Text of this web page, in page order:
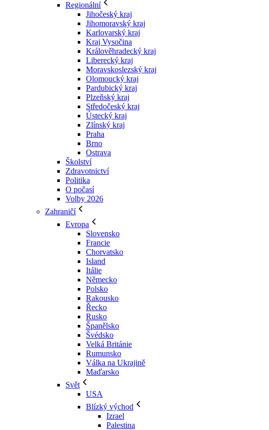
Regionální
Jihočeský kraj
Jihomoravský kraj
Karlovarský kraj
Kraj Vysočina
Králověhradecký kraj
Liberecký kraj
Moravskoslezský kraj
Olomoucký kraj
Pardubický kraj
Plzeňský kraj
Středočeský kraj
Ústecký kraj
Zlínský kraj
Praha
Brno
Ostrava
Školství
Zdravotnictví
Politika
O počasí
Volby 2026
Zahraničí
Evropa
Slovensko
Francie
Chorvatsko
Island
Itálie
Německo
Polsko
Rakousko
Řecko
Rusko
Španělsko
Švédsko
Velká Británie
Rumunsko
Válka na Ukrajině
Maďarsko
Svět
USA
Blízký východ
Izrael
Palestina